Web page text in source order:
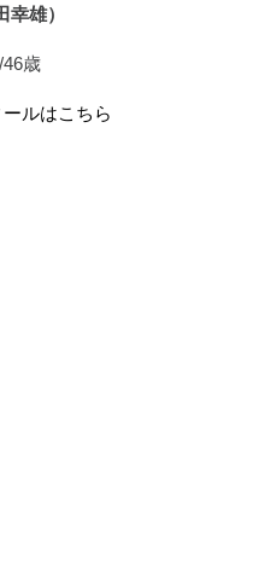
幸雄）
歳
ルはこちら